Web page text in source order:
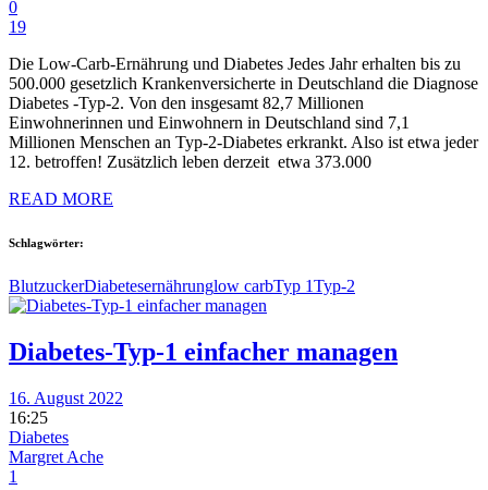
0
19
Die Low-Carb-Ernährung und Diabetes Jedes Jahr erhalten bis zu
500.000 gesetzlich Krankenversicherte in Deutschland die Diagnose
Diabetes -Typ-2. Von den insgesamt 82,7 Millionen
Einwohnerinnen und Einwohnern in Deutschland sind 7,1
Millionen Menschen an Typ-2-Diabetes erkrankt. Also ist etwa jeder
12. betroffen! Zusätzlich leben derzeit etwa 373.000
READ MORE
Schlagwörter:
BlutzuckerDiabetesernährunglow carbTyp 1Typ-2
Diabetes-Typ-1 einfacher managen
16. August 2022
16:25
Diabetes
Margret Ache
1